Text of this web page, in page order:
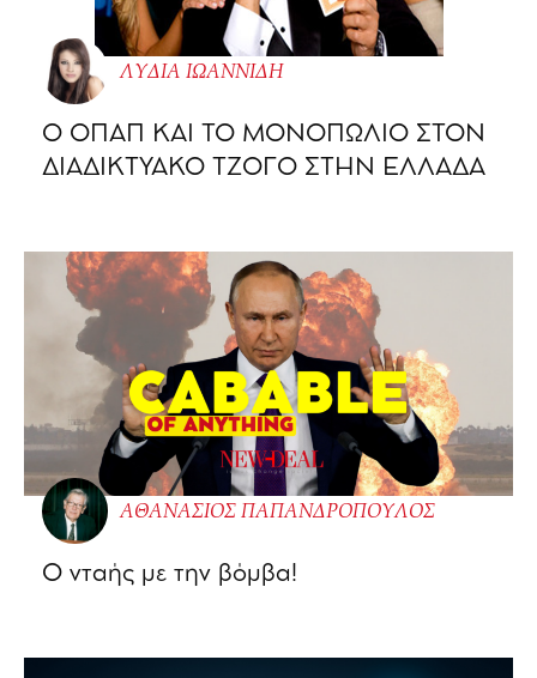
ΛΥΔΙΑ ΙΩΑΝΝΙΔΗ
O ΟΠΑΠ ΚΑΙ ΤΟ ΜΟΝΟΠΩΛΙΟ ΣΤΟΝ
ΔΙΑΔΙΚΤΥΑΚΟ ΤΖΟΓΟ ΣΤΗΝ ΕΛΛΑΔΑ
ΑΘΑΝΑΣΙΟΣ ΠΑΠΑΝΔΡΟΠΟΥΛΟΣ
Ο νταής με την βόμβα!